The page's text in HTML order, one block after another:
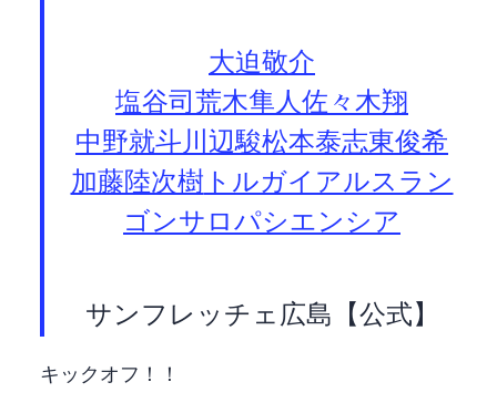
#大迫敬介
#塩谷司 #荒木隼人#佐々木翔
#中野就斗#川辺駿#松本泰志#東俊希
#加藤陸次樹 #トルガイアルスラン
ゴンサロパシエンシア
— サンフレッチェ広島【公式】 (@sanfrecce_SFC)
キックオフ！！